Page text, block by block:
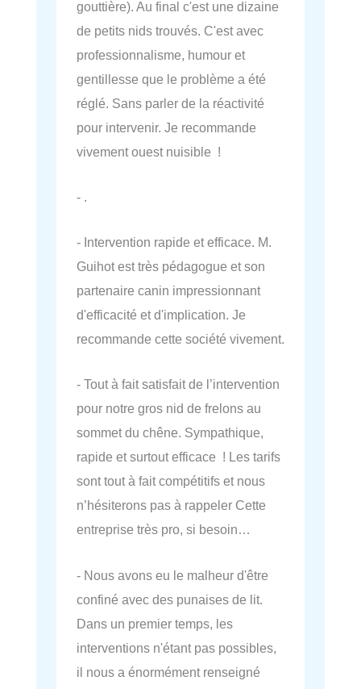
gouttière). Au final c'est une dizaine
de petits nids trouvés. C'est avec
professionnalisme, humour et
gentillesse que le problème a été
réglé. Sans parler de la réactivité
pour intervenir. Je recommande
vivement ouest nuisible !
- .
- Intervention rapide et efficace. M.
Guihot est très pédagogue et son
partenaire canin impressionnant
d'efficacité et d'implication. Je
recommande cette société vivement.
- Tout à fait satisfait de l’intervention
pour notre gros nid de frelons au
sommet du chêne. Sympathique,
rapide et surtout efficace ! Les tarifs
sont tout à fait compétitifs et nous
n’hésiterons pas à rappeler Cette
entreprise très pro, si besoin…
- Nous avons eu le malheur d'être
confiné avec des punaises de lit.
Dans un premier temps, les
interventions n'étant pas possibles,
il nous a énormément renseigné